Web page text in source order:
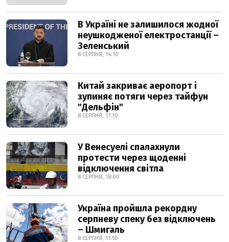
В Україні не залишилося жодної
неушкодженої електростанції –
Зеленський
8 СЕРПНЯ, 14:10
Китай закриває аеропорт і
зупиняє потяги через тайфун
"Дельфін"
8 СЕРПНЯ, 17:10
У Венесуелі спалахнули
протести через щоденні
відключення світла
8 СЕРПНЯ, 18:00
Україна пройшла рекордну
серпневу спеку без відключень
– Шмигаль
8 СЕРПНЯ, 11:50